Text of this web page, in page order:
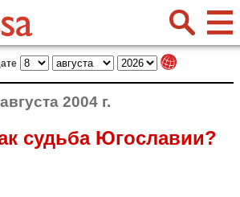
2004 г.
судьба Югославии?